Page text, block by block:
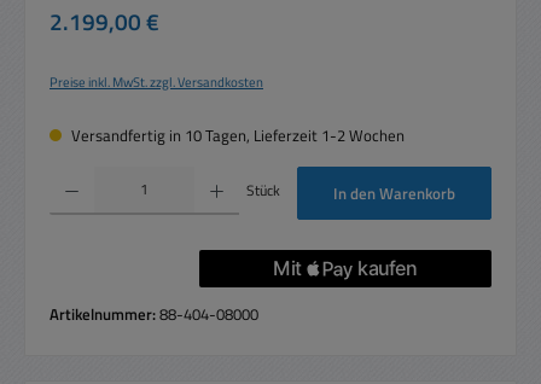
Regulärer Preis:
2.199,00 €
Preise inkl. MwSt. zzgl. Versandkosten
Versandfertig in 10 Tagen, Lieferzeit 1-2 Wochen
Produkt Anzahl: Gib den gewünschten Wert ein oder benutze die Schaltflächen um
Stück In den Warenkorb
Artikelnummer:88-404-08000